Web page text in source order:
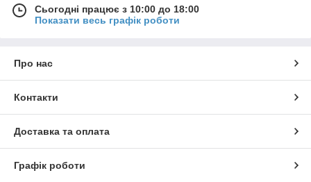
Сьогодні працює з 10:00 до 18:00
Показати весь графік роботи
Про нас
Контакти
Доставка та оплата
Графік роботи